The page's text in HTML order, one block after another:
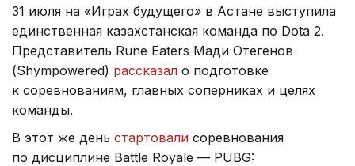
31 июля на «Играх будущего» в Астане выступила
единственная казахстанская команда по Dota 2.
Представитель Rune Eaters Мади Отегенов
(Shympowered) рассказал о подготовке
к соревнованиям, главных соперниках и целях
команды.
В этот же день стартовали соревнования
по дисциплине Battle Royale — PUBG: